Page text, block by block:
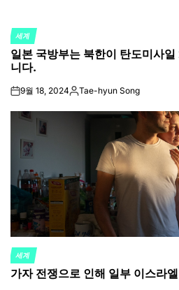
POSTED
IN
세계
일본 국방부는 북한이 탄도미사
니다.
on9월 18, 2024Posted
Tae-hyun Song
POSTED
IN
세계
가자 전쟁으로 인해 일부 이스라